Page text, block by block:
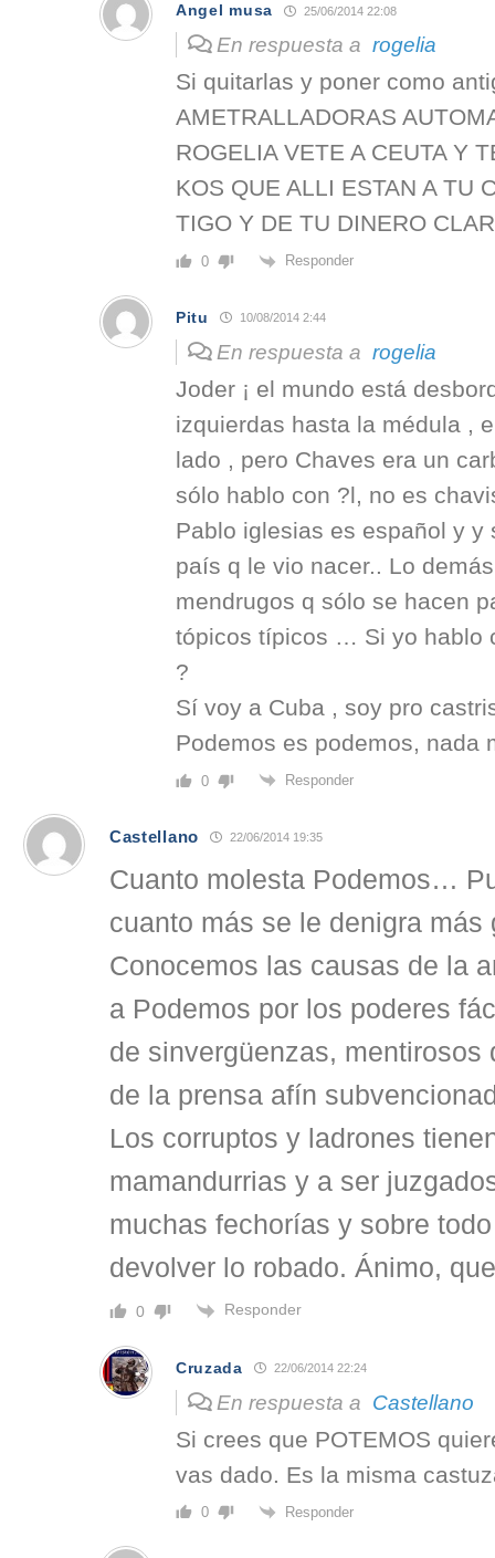
Angel musa 25/06/2014 22:08
En respuesta a rogelia
Si quitarlas y poner como
AMETRALLADORAS
ROGELIA VETE A CEUTA Y
KOS QUE ALLI ESTAN A TU
TIGO Y DE TU DINERO
0 Responder
Pitu 10/08/2014 2:44
En respuesta a rogelia
Joder ¡ el mundo está
izquierdas hasta la médula ,
lado , pero Chaves era un
sólo hablo con ?l, no es
Pablo iglesias es español y y
país q le vio nacer.. Lo
mendrugos q sólo se hacen
tópicos típicos … Si yo hablo
?
Sí voy a Cuba , soy pro
Podemos es podemos, nada
0 Responder
Castellano 22/06/2014 19:35
Cuanto molesta Podemos…
cuanto más se le denigra más
Conocemos las causas de la
a Podemos por los poderes
de sinvergüenzas,
de la prensa afín
Los corruptos y ladrones
mamandurrias y a ser
muchas fechorías y sobre
devolver lo robado. Ánimo,
0 Responder
Cruzada 22/06/2014 22:24
En respuesta a Castellano
Si crees que POTEMOS
vas dado. Es la misma
0 Responder